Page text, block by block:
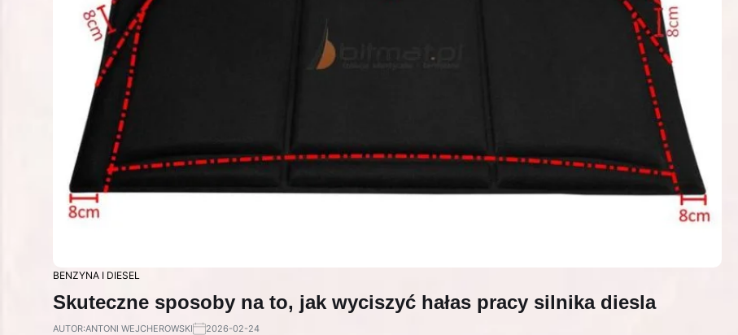
BENZYNA I DIESEL
Skuteczne sposoby na to, jak wyciszyć hałas pracy silnika diesla
AUTOR:ANTONI WEJCHEROWSKI 2026-02-24